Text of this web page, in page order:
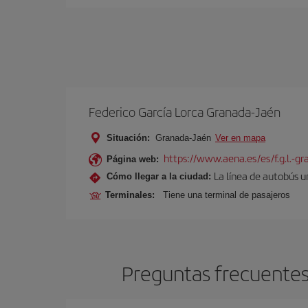
Federico García Lorca Granada-Jaén
Situación: Granada-Jaén Ver en mapa
Página web: https://www.aena.es/es/f.g.l.-
Cómo llegar a la ciudad: La línea de autobús
Terminales: Tiene una terminal de pasajeros
Preguntas